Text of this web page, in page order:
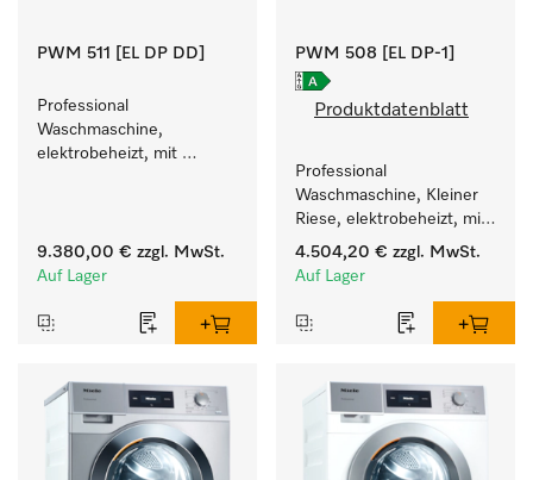
PWM 511 [EL DP DD]
Professional
Waschmaschine,
elektrobeheizt, mit
9.380,00 € zzgl. MwSt.
Auf Lager
PWM 508 [EL DP-1]
Produktdatenblatt
Professional
Waschmaschine, Kleiner
Riese, elektrobeheizt, mit
Ablaufpumpe und
zielgruppenspezifischen
Leistung 8 kg  in 49 min .
4.504,20 € zzgl. MwSt.
Auf Lager